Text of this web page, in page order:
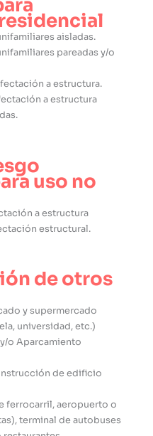
aisladas.
pareadas y/o
a estructura.
a estructura
uso no
a estructura
estructural.
de otros
y supermercado
universidad, etc.)
o Aparcamiento
de edificio
ferrocarril, aeropuerto o
terminal de autobuses